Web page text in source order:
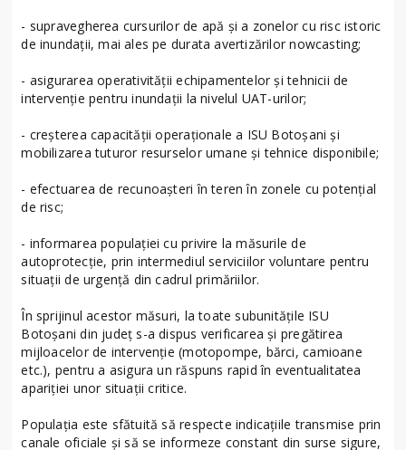
- supravegherea cursurilor de apă și a zonelor cu risc istoric
de inundații, mai ales pe durata avertizărilor nowcasting;
- asigurarea operativității echipamentelor și tehnicii de
intervenție pentru inundații la nivelul UAT-urilor;
- creșterea capacității operaționale a ISU Botoșani și
mobilizarea tuturor resurselor umane și tehnice disponibile;
- efectuarea de recunoașteri în teren în zonele cu potențial
de risc;
- informarea populației cu privire la măsurile de
autoprotecție, prin intermediul serviciilor voluntare pentru
situații de urgență din cadrul primăriilor.
În sprijinul acestor măsuri, la toate subunitățile ISU
Botoșani din județ s-a dispus verificarea și pregătirea
mijloacelor de intervenție (motopompe, bărci, camioane
etc.), pentru a asigura un răspuns rapid în eventualitatea
apariției unor situații critice.
Populația este sfătuită să respecte indicațiile transmise prin
canale oficiale și să se informeze constant din surse sigure,